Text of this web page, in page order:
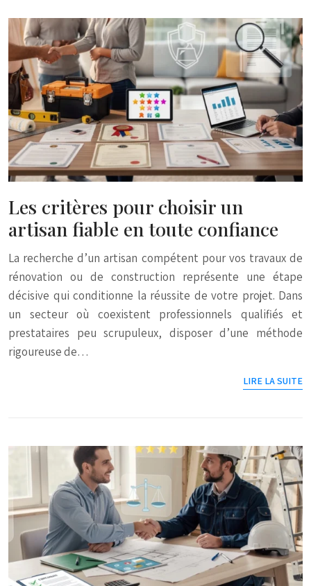
Les critères pour choisir un
artisan fiable en toute confiance
La recherche d’un artisan compétent pour vos travaux de
rénovation ou de construction représente une étape
décisive qui conditionne la réussite de votre projet. Dans
un secteur où coexistent professionnels qualifiés et
prestataires peu scrupuleux, disposer d’une méthode
rigoureuse de…
LIRE LA SUITE